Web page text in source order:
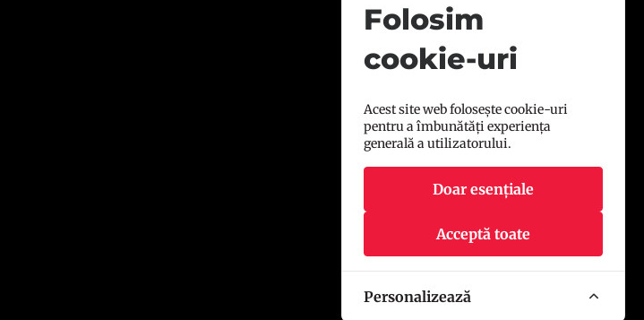
Folosim
cookie-uri
Acest site web folosește cookie-uri
pentru a îmbunătăți experiența
generală a utilizatorului.
Doar esențiale
Acceptă toate
Personalizează